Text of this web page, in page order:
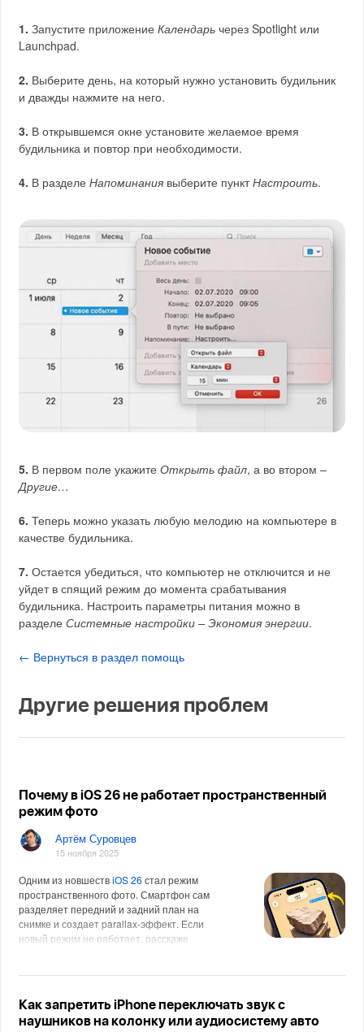
1. Запустите приложениеКалендарь через Spotlight или
Launchpad.
2. Выберите день, на который нужно установить будильник
и дважды нажмите на него.
3. В открывшемся окне установите желаемое время
будильника и повтор при необходимости.
4. В разделеНапоминания выберите пунктНастроить.
5. В первом поле укажитеОткрыть файл, а во втором –
Другие…
6. Теперь можно указать любую мелодию на компьютере в
качестве будильника.
7. Остается убедиться, что компьютер не отключится и не
уйдет в спящий режим до момента срабатывания
будильника. Настроить параметры питания можно в
разделеСистемные настройки – Экономия энергии.
← Вернуться в раздел помощь
Другие решения проблем
Почему в iOS 26 не работает пространственный
режим фото
Артём Суровцев
15 ноября 2025
Одним из новшествiOS 26 стал режим
пространственного фото. Смартфон сам
разделяет передний и задний план на
снимке и создает parallax-эффект. Если
новый режим не работает, расскаже
Как запретить iPhone переключать звук с
наушников на колонку или аудиосистему авто